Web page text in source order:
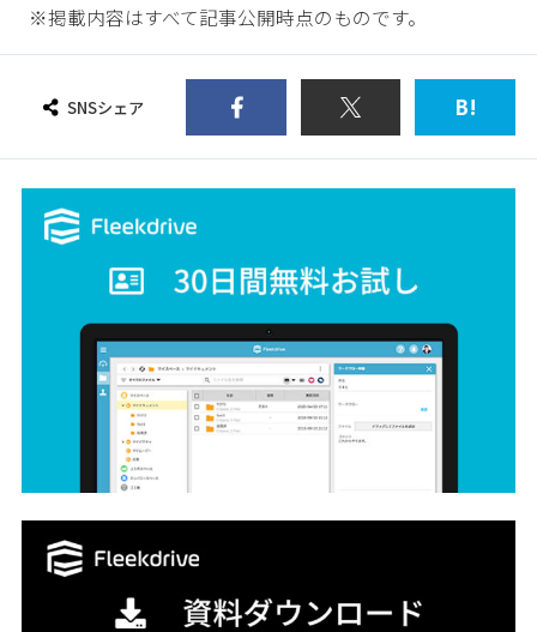
※掲載内容はすべて記事公開時点のものです。
SNSシェア B!